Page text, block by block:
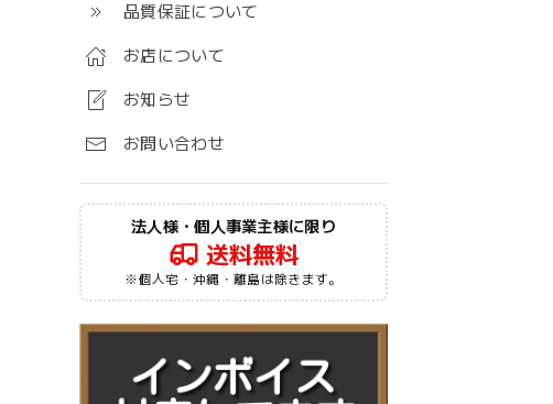
品質保証について
お店について
お知らせ
お問い合わせ
法人様・個人事業主様に限り
送料無料
※個人宅・沖縄・離島は除きます。